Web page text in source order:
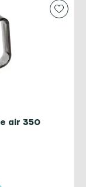
air 350